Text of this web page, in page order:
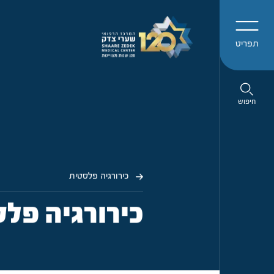
תפריט
חיפוש
כירורגיה פלסטית
כירורגיה